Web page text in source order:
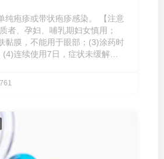
纯疱疹或带状疱疹感染。 【注意
者、孕妇、哺乳期妇女慎用；
黏膜，不能用于眼部；(3)涂药时
连续使用7日，症状未缓解，